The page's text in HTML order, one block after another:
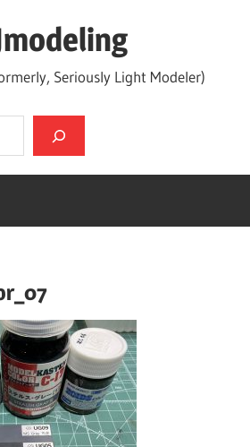
Seriously Light Modeler)
검색